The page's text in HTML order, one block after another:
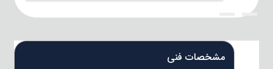
{title}
{title}
مشخصات فنی